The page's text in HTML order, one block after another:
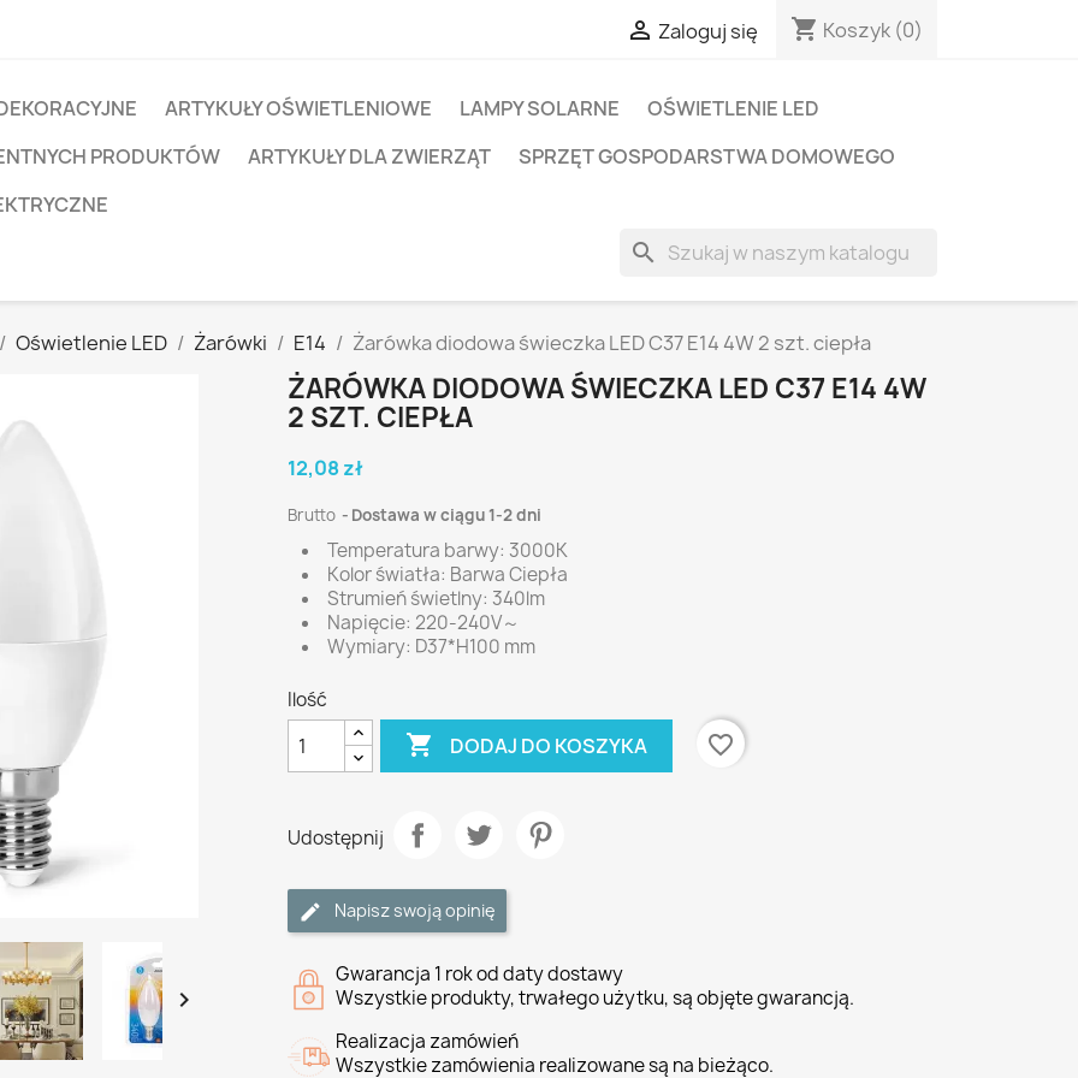
 Zaloguj się shopping_cart Koszyk (0)
ARTYKUŁY OŚWIETLENIOWE LAMPY SOLARNE
OŚWIETLENIE LED
PRODUKTÓW
ARTYKUŁY DLA ZWIERZĄT
SPRZĘT GOSPODARSTWA DOMOWEGO
search
Oświetlenie LED Żarówki E14 Żarówka diodowa świeczka LED C37 E14 4W 2 szt. ciepła

ŻARÓWKA DIODOWA ŚWIECZKA LED C37 E14 4W
2 SZT. CIEPŁA
12,08 zł
Brutto Dostawa w ciągu 1-2 dni
Temperatura barwy: 3000K
Kolor światła: Barwa Ciepła
Strumień świetlny: 340lm
Napięcie: 220-240V～
Wymiary: D37*H100 mm
Ilość
 DODAJ DO KOSZYKA favorite_border
Udostępnij
Napisz swoją opinię
Gwarancja 1 rok od daty dostawy
Wszystkie produkty, trwałego użytku, są objęte gwarancją.
Realizacja zamówień
Wszystkie zamówienia realizowane są na bieżąco.